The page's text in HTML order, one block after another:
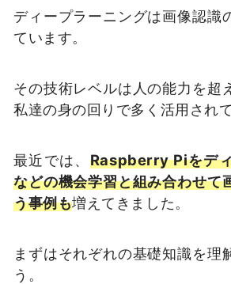
ディープラーニングは画像認識
ています。
その技術レベルは人の能力を超
私達の身の回りで多く活用されて
最近では、 Raspberry Piをデ
などの機会学習と組み合わせて
う事例も増えてきました。
まずはそれぞれの基礎知識を理
う。